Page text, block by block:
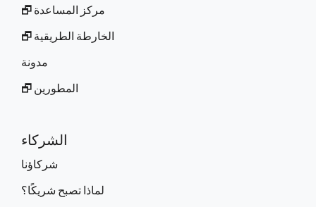
مركز المساعدة 🗗
الخارطة الطريقية 🗗
مدونة
المطورين 🗗
الشركاء
شركاؤنا
لماذا تصبح شريكًا؟